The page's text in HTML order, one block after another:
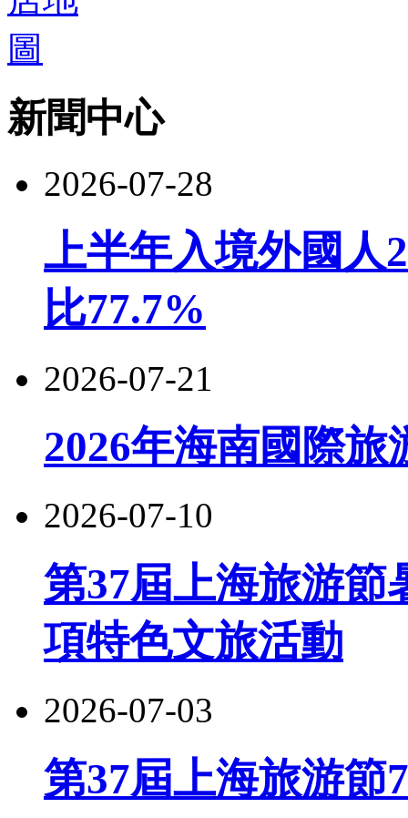
新聞中心
2026-07-28
上半年入境外國人
比77.7%
2026-07-21
2026年海南國際
2026-07-10
第37屆上海旅游節
項特色文旅活動
2026-07-03
第37屆上海旅游節